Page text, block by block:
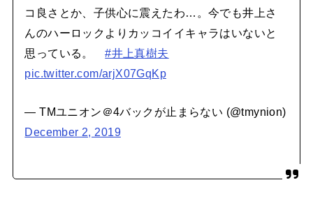
コ良さとか、子供心に震えたわ…。今でも井上さ
んのハーロックよりカッコイイキャラはいないと
思っている。#井上真樹夫
pic.twitter.com/arjX07GqKp
— TMユニオン＠4バックが止まらない (@tmynion)
December 2, 2019